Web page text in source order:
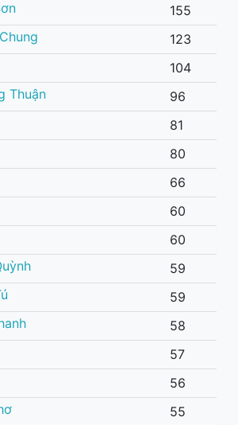
155
123
104
Thuận
96
81
80
66
60
60
59
59
58
57
56
55